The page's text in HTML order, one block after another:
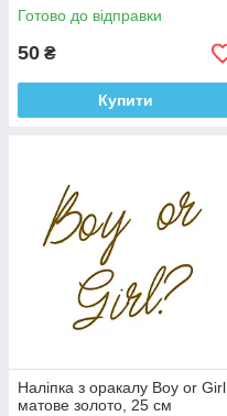
Готово до відправки
50 ₴
Купити
Наліпка з оракалу Boy or Girl,
матове золото, 25 см